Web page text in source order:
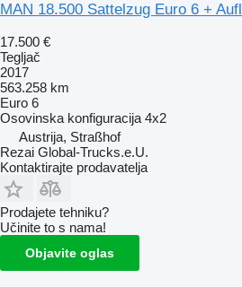
MAN 18.500 Sattelzug Euro 6 +
17.500 €
Tegljač
2017
563.258 km
Euro 6
Osovinska konfiguracija 4x2
Austrija, Straßhof
Rezai Global-Trucks.e.U.
Kontaktirajte prodavatelja
Prodajete tehniku?
Učinite to s nama!
Objavite oglas